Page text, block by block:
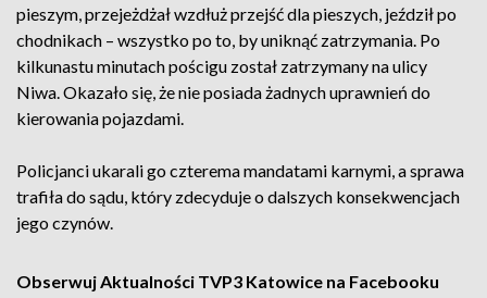
pieszym, przejeżdżał wzdłuż przejść dla pieszych, jeździł po
chodnikach – wszystko po to, by uniknąć zatrzymania. Po
kilkunastu minutach pościgu został zatrzymany na ulicy
Niwa. Okazało się, że nie posiada żadnych uprawnień do
kierowania pojazdami.
Policjanci ukarali go czterema mandatami karnymi, a sprawa
trafiła do sądu, który zdecyduje o dalszych konsekwencjach
jego czynów.
Obserwuj Aktualności TVP3 Katowice na Facebooku